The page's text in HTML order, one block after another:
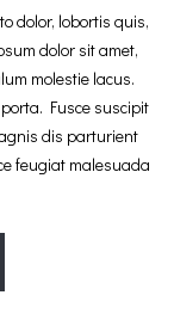
dolor, lobortis quis,
dolor sit amet,
molestie lacus.
Fusce suscipit
dis parturient
feugiat malesuada